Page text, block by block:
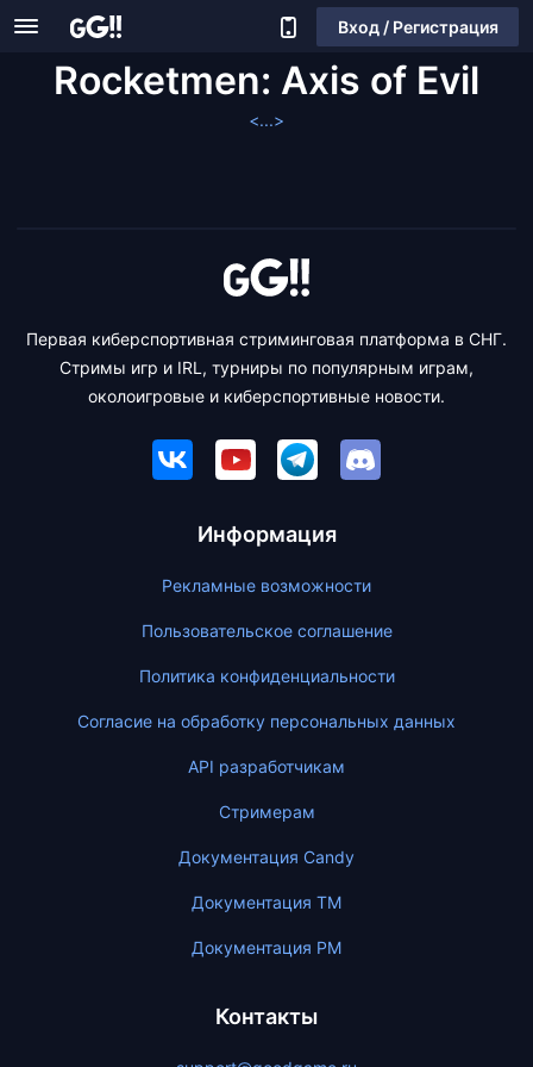
Вход / Регистрация
Rocketmen: Axis of Evil
<...>
Первая киберспортивная стриминговая платформа в СНГ.
Стримы игр и IRL, турниры по популярным играм,
околоигровые и киберспортивные новости.
Информация
Рекламные возможности
Пользовательское соглашение
Политика конфиденциальности
Согласие на обработку персональных данных
API разработчикам
Стримерам
Документация Candy
Документация ТМ
Документация PM
Контакты